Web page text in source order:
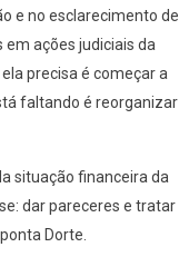
e no esclarecimento de
ações judiciais da
precisa é começar a
faltando é reorganizar
situação financeira da
dar pareceres e tratar
Dorte.